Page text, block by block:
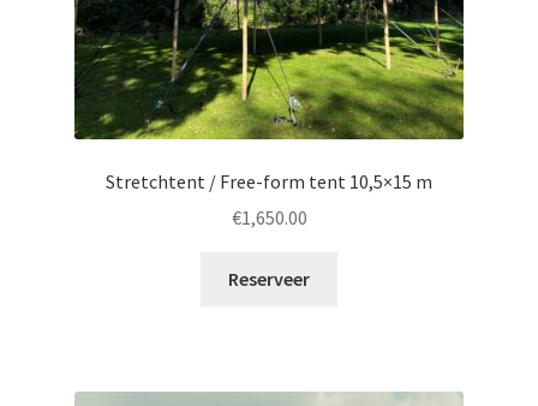
Stretchtent / Free-form tent 10,5×15 m
€1,650.00
Reserveer